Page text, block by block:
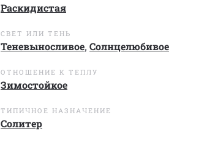
Раскидистая
СВЕТ ИЛИ ТЕНЬ
Теневыносливое, Солнцелюбивое
ОТНОШЕНИЕ К ТЕПЛУ
Зимостойкое
ТИПИЧНОЕ НАЗНАЧЕНИЕ
Солитер